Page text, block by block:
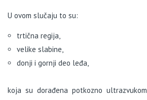
U ovom slučaju to su:
trtična regija,
velike slabine,
donji i gornji deo leđa,
koja su dorađena potkozno